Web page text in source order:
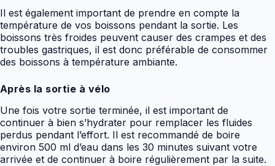
Il est également important de prendre en compte la
température de vos boissons pendant la sortie. Les
boissons très froides peuvent causer des crampes et des
troubles gastriques, il est donc préférable de consommer
des boissons à température ambiante.
Après la sortie à vélo
Une fois votre sortie terminée, il est important de
continuer à bien s’hydrater pour remplacer les fluides
perdus pendant l’effort. Il est recommandé de boire
environ 500 ml d’eau dans les 30 minutes suivant votre
arrivée et de continuer à boire régulièrement par la suite.